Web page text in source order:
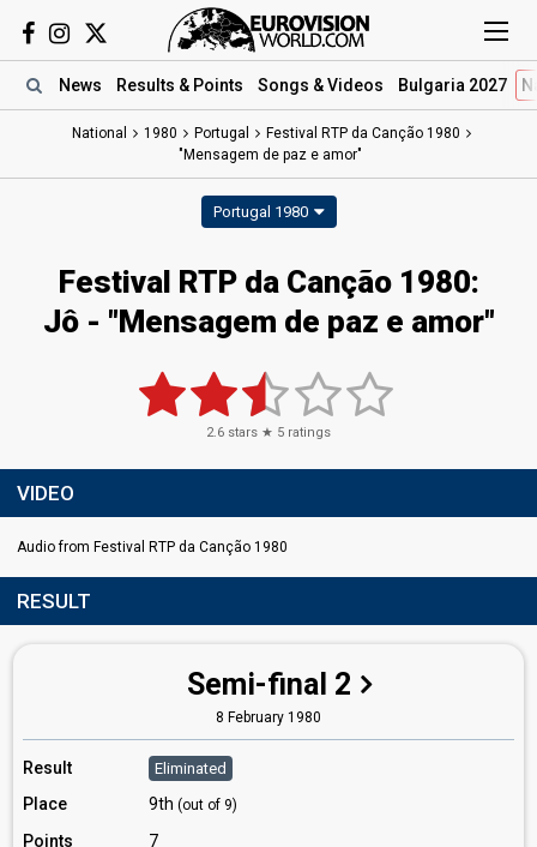
News Results & Points Songs & Videos Bulgaria 2027
National 1980 Portugal
Festival RTP da Canção 1980
"Mensagem de paz e amor"
Portugal 1980
Festival RTP da Canção 1980:
Jô - "Mensagem de paz e amor"
2.6 stars ★ 5 ratings
VIDEO
Audio from Festival RTP da Canção 1980
RESULT
Semi-final 2
8 February 1980
Result Eliminated
Place 9th (out of 9)
Points
7